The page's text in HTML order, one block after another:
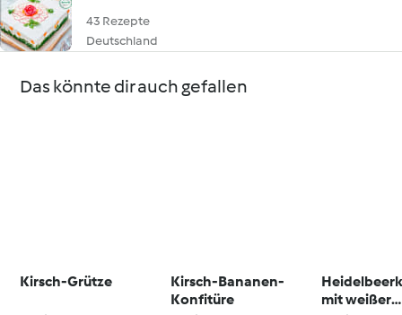
43 Rezepte
Deutschland
Das könnte dir auch gefallen
Kirsch-Grütze
Kirsch-Bananen-
Konfitüre
mit weißer